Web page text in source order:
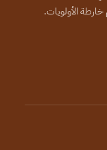
خارطة الأولويات.